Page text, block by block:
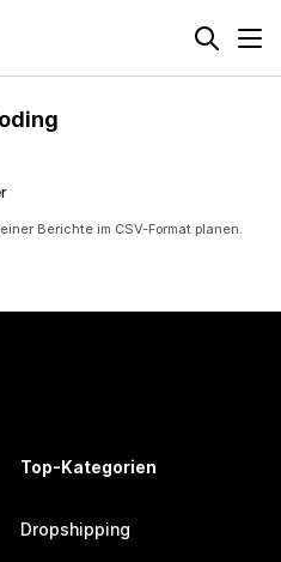
Berichte im CSV-Format planen.
Top-Kategorien
Dropshipping